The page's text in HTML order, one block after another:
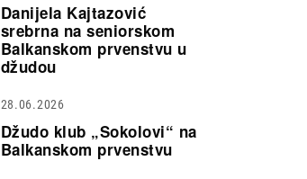
Danijela Kajtazović
srebrna na seniorskom
Balkanskom prvenstvu u
džudou
28.06.2026
Džudo klub „Sokolovi“ na
Balkanskom prvenstvu